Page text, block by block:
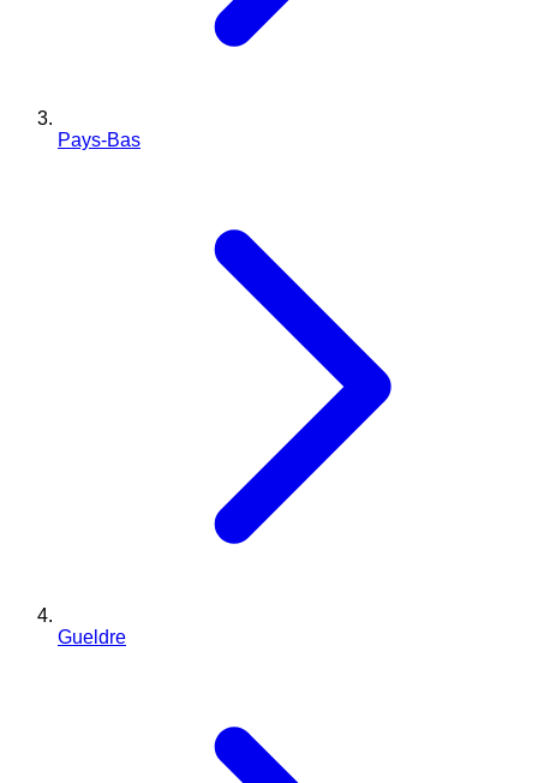
Pays-Bas
Gueldre